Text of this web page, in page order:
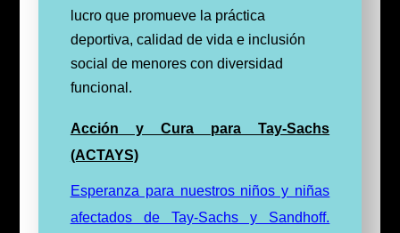
lucro que promueve la práctica
deportiva, calidad de vida e inclusión
social de menores con diversidad
funcional.
Acción y Cura para Tay-Sachs
(ACTAYS)
Esperanza para nuestros niños y niñas
afectados de Tay-Sachs y Sandhoff.